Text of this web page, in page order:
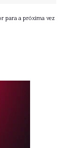
para a próxima vez